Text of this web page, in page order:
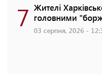
7 Жителі
головними
03 серпня, 2026 -